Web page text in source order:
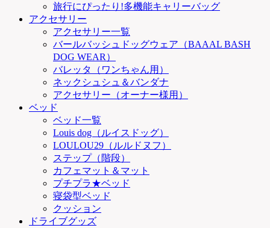
旅行にぴったり!多機能キャリーバッグ
アクセサリー
アクセサリー一覧
バールバッシュドッグウェア（BAAAL BASH
DOG WEAR）
バレッタ（ワンちゃん用）
ネックシュシュ＆バンダナ
アクセサリー（オーナー様用）
ベッド
ベッド一覧
Louis dog（ルイスドッグ）
LOULOU29（ルルドヌフ）
ステップ（階段）
カフェマット＆マット
プチプラ★ベッド
寝袋型ベッド
クッション
ドライブグッズ